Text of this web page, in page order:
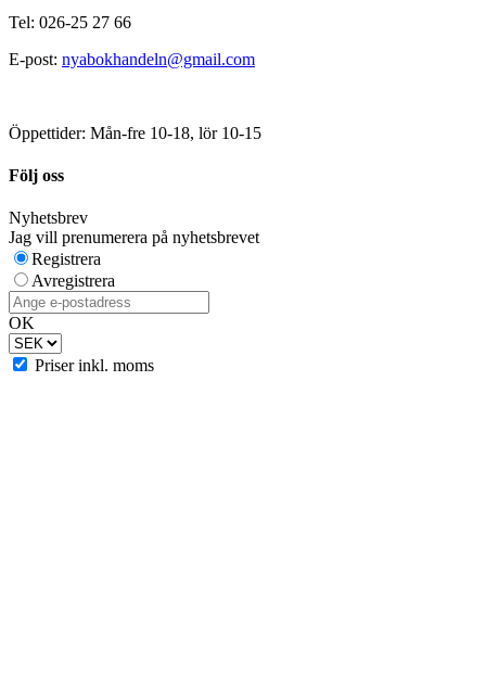
Tel: 026-25 27 66
E-post: nyabokhandeln@gmail.com
Öppettider: Mån-fre 10-18, lör 10-15
Följ oss
Nyhetsbrev
Jag vill prenumerera på nyhetsbrevet
Registrera
Avregistrera
OK
Priser inkl. moms